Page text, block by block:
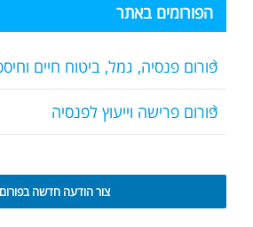
הפורומים באתר
פורום פנסיה, גמל, ביטוח חיים
פורום פרישה וייעוץ לפנסיה
צור הודעה חדשה בפורום